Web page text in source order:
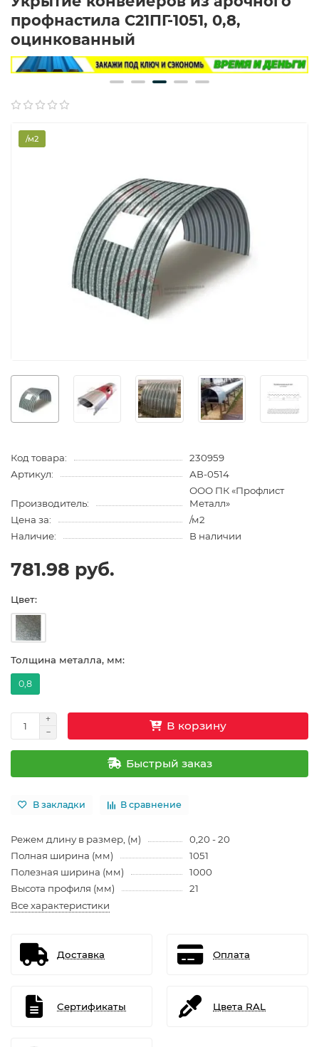
профнастила С21ПГ-1051, 0,8,
оцинкованный
/м2
Код товара:
230959
Артикул:
АВ-0514
Производитель:
ООО ПК «Профлист
Металл»
Цена за:
/м2
Наличие:
В наличии
781.98 руб.
Цвет:
Толщина металла, мм:
0,8
В корзину
Быстрый заказ
В закладки В сравнение
Режем длину в размер, (м)
0,20 - 20
Полная ширина (мм)
1051
Полезная ширина (мм)
1000
Высота профиля (мм)
21
Все характеристики
Доставка Оплата
Сертификаты Цвета RAL